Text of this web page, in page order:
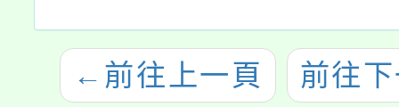
← 前往上一頁 前往